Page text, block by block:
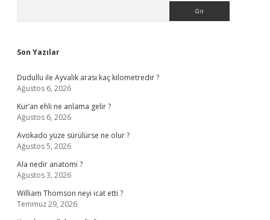
Son Yazılar
Dudullu ile Ayvalık arası kaç kilometredir ?
Ağustos 6, 2026
Kur’an ehli ne anlama gelir ?
Ağustos 6, 2026
Avokado yüze sürülürse ne olur ?
Ağustos 5, 2026
Ala nedir anatomi ?
Ağustos 3, 2026
William Thomson neyi icat etti ?
Temmuz 29, 2026